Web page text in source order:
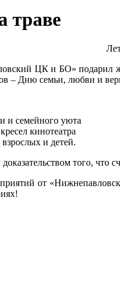
траве
ЦК и БО» подарил
– Дню семьи, любви и
и семейного уюта
кинотеатра
и детей.
того, что
от